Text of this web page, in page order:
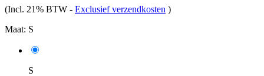
(Incl. 21% BTW - Exclusief verzendkosten )
Maat: S
S